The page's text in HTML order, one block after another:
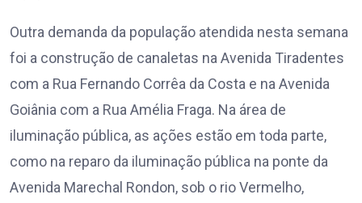
Outra demanda da população atendida nesta semana
foi a construção de canaletas na Avenida Tiradentes
com a Rua Fernando Corrêa da Costa e na Avenida
Goiânia com a Rua Amélia Fraga. Na área de
iluminação pública, as ações estão em toda parte,
como na reparo da iluminação pública na ponte da
Avenida Marechal Rondon, sob o rio Vermelho,